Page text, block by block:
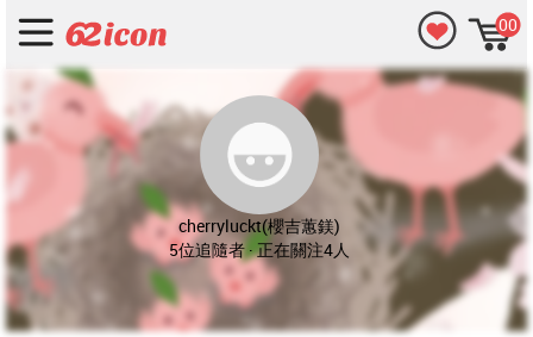
00
cherryluckt(櫻吉蕙鎂)
5位追隨者 · 正在關注4人